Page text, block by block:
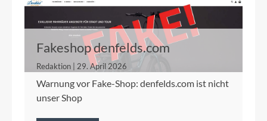
Fakeshop denfelds.com
Redaktion | 29. April 2026
Warnung vor Fake-Shop: denfelds.com ist nicht
unser Shop